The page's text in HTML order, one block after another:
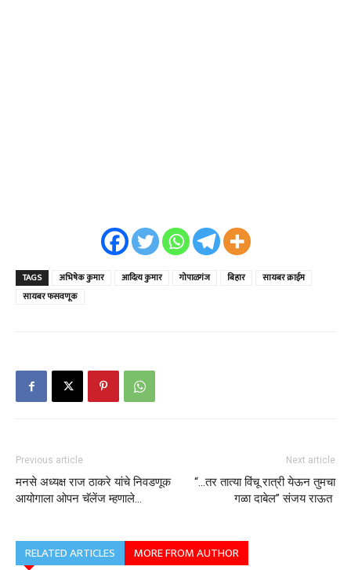
TAGS अभिषेक कुमार आदित्य कुमार गोपाळगंज बिहार
सायबर क्राईम
सायबर फसवणूक
Previous article
मनसे अध्यक्ष राज ठाकरे यांचे निवडणूक
आयोगाला ओपन चॅलेंज म्हणाले…
Next article
“…तर तात्या विंचू रात्री येऊन तुमचा
गळा दाबेल” संजय राऊत
RELATED ARTICLES MORE FROM AUTHOR